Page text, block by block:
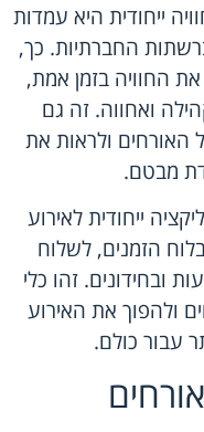
ייחודית היא עמדות
החברתיות. כך,
החוויה בזמן אמת,
ואחווה. זה גם
האורחים ולראות את
מבטם.
ייחודית לאירוע
הזמנים, לשלוח
ובחידונים. זהו כלי
ולהפוך את האירוע
עבור כולם.